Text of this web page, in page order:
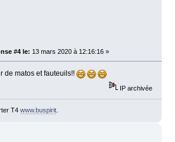
#4 le: 13 mars 2020 à 12:16:16 »
de matos et fauteuils!!
IP archivée
T4 www.buspirit.